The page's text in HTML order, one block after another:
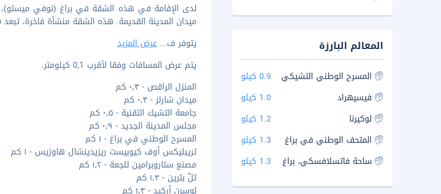
ميدان المدينة القديمة. هذه الشقة منشأة فاخرة، تبعد ٢٫٥ كم عن الساعة الفلكية ببراج و٢٫٦ كم عن جسر تشارلز.
يتوفر ف...عرض المزيد
يتم عرض المسافات وفقا لأقرب 0,1 كيلومتر.
المنزل الراقص - ٠٫٣ كم
ميدان شارلز - ٠٫٣ كم
جامعة التشيك التقنية - ٠٫٥ كم
مجلس المدينة الجديد - ٠٫٩ كم
المسرح الوطني في براغ - ١ كم
تريبليكس أوف كيوبيست ريزيدينشال هاوزيس - ١ كم
مصنع ستاروبرامين للجعة - ١٫٢ كم
تلّ بترين - ١٫٣ كم
لوسرن أركيد - ١٫٣ كم
المعالم البارزة
المسرح الوطني التشيكي
0.9 كيلو
فيسيهراد
1.0 كيلو
لوكيرنا
1.2 كيلو
المتحف الوطني في براغ
1.3 كيلو
ساحة فاتسلافسكي، براغ
1.3 كيلو